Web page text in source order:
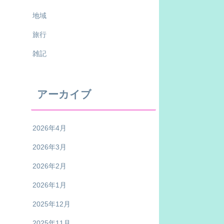
地域
旅行
雑記
アーカイブ
2026年4月
2026年3月
2026年2月
2026年1月
2025年12月